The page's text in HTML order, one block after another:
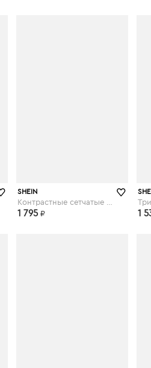
SHEIN
1 795 ₽ 1